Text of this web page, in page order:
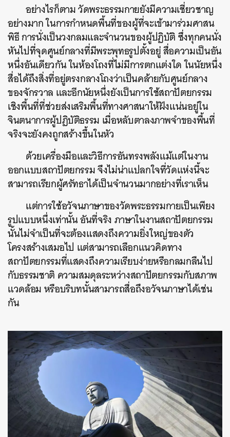
อย่างไรก็ตาม วัดพระธรรมกายยังมีความเชี่ยวชาญ
อย่างมาก ในการกำหนดพื้นที่ของผู้ที่จะเข้ามาร่วมศาสน
พิธี การนั่งเป็นวงกลมและจำนวนของผู้ปฏิบัติ ซึ่งทุกคนนั่ง
หันไปที่จุดศูนย์กลางที่มีพระพุทธรูปตั้งอยู่ สื่อความเป็นอัน
หนึ่งอันเดียวกัน ในห้องโถงที่ไม่มีการตกแต่งใด ในนัยหนึ่ง
สื่อได้ถึงสิ่งที่อยู่ตรงกลางโถงว่าเป็นคล้ายกับศูนย์กลาง
ของจักรวาล และอีกนัยหนึ่งยังเป็นการใช้สถาปัตยกรรม
เชิงพื้นที่ที่ช่วยส่งเสริมพื้นที่ทางศาสนาให้ฝังแน่นอยู่ใน
จินตนาการผู้ปฏิบัติธรรม เมื่อหลับตาลงภาพจำของพื้นที่
จริงจะยังคงถูกสร้างขึ้นในหัว
ด้วยเครื่องมือและวิธีการอันทรงพลังแม้แต่ในงาน
ออกแบบสถาปัตยกรรม จึงไม่น่าแปลกใจที่วัดแห่งนี้จะ
สามารถเรียกผู้ศรัทธาได้เป็นจำนวนมากอย่างที่เราเห็น
แต่การใช้อวัจนภาษาของวัดพระธรรมกายเป็นเพียง
รูปแบบหนึ่งเท่านั้น อันที่จริง ภาษาในงานสถาปัตยกรรม
นั้นไม่จำเป็นที่จะต้องแสดงถึงความยิ่งใหญ่ของตัว
โครงสร้างเสมอไป แต่สามารถเลือกแนวคิดทาง
สถาปัตยกรรมที่แสดงถึงความเรียบง่ายหรือกลมกลืนไป
กับธรรมชาติ ความสมดุลระหว่างสถาปัตยกรรมกับสภาพ
แวดล้อม หรือบริบทนั้นสามารถสื่อถึงอวัจนภาษาได้เช่น
กัน
ค้นหา
SHARE TWEET LINE EMAIL